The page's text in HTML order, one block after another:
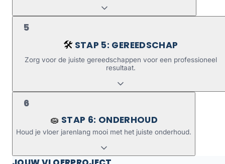
5
🛠️ STAP 5: GEREEDSCHAP
Zorg voor de juiste gereedschappen voor een professioneel
resultaat.
6
🧽 STAP 6: ONDERHOUD
Houd je vloer jarenlang mooi met het juiste onderhoud.